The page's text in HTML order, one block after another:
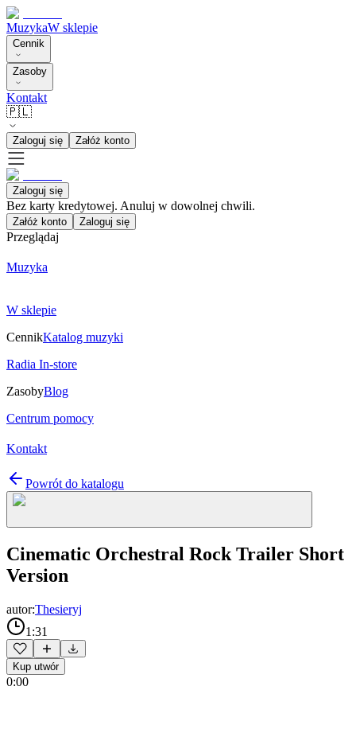
MuzykaW sklepie
Cennik
Zasoby
Kontakt
🇵🇱
Zaloguj się Załóż konto
Zaloguj się
Bez karty kredytowej. Anuluj w dowolnej chwili.
Załóż konto Zaloguj się
Przeglądaj
Muzyka
W sklepie
CennikKatalog muzyki
Radia In-store
ZasobyBlog
Centrum pomocy
Kontakt
Powrót do katalogu
Cinematic Orchestral Rock Trailer Short
Version
autor:Thesieryj
1:31
Kup utwór
0:00